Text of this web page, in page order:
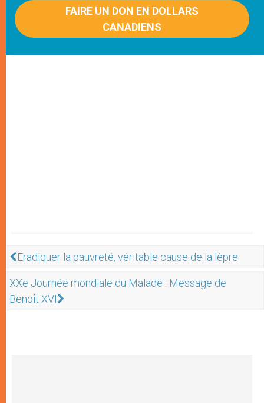
FAIRE UN DON EN DOLLARS
CANADIENS
Eradiquer la pauvreté, véritable cause de la lèpre
XXe Journée mondiale du Malade : Message de
Benoît XVI